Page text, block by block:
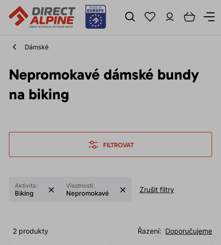
Dámské
Nepromokavé dámské bundy
na biking
FILTROVAT
Aktivita:
Biking
Vlastnosti:
Nepromokavé Zrušit filtry
Doporučujeme
Řazení:
2 produkty